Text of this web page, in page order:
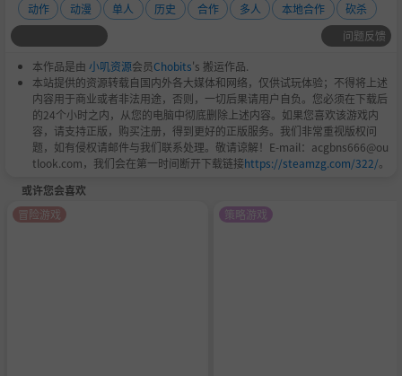
动作 动漫 单人 历史 合作 多人 本地合作
砍杀
问题反馈
本作品是由 小叽资源会员Chobits's 搬运作品.
本站提供的资源转载自国内外各大媒体和网络，仅供试玩体验；不得将上述
内容用于商业或者非法用途，否则，一切后果请用户自负。您必须在下载后
的24个小时之内，从您的电脑中彻底删除上述内容。如果您喜欢该游戏内
容，请支持正版，购买注册，得到更好的正版服务。我们非常重视版权问
题，如有侵权请邮件与我们联系处理。敬请谅解！E-mail：acgbns666@ou
tlook.com，我们会在第一时间断开下载链接https://steamzg.com/322/。
或许您会喜欢
冒险游戏 策略游戏